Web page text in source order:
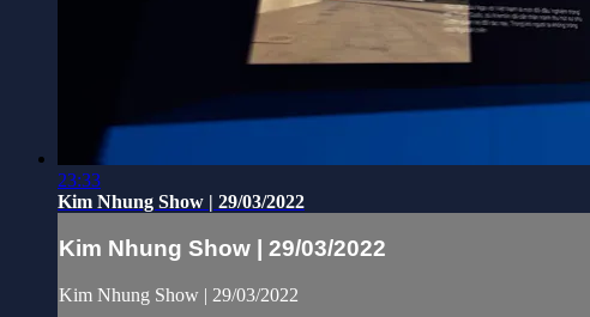
23:33
Kim Nhung Show | 29/03/2022
Kim Nhung Show | 29/03/2022
Kim Nhung Show | 29/03/2022